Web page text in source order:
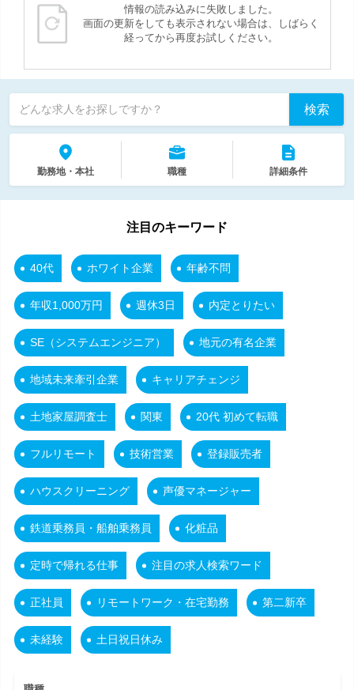
情報の読み込みに失敗しました。
画面の更新をしても表示されない場合は、しばらく
経ってから再度お試しください。
どんな求人をお探しですか？ 検索
勤務地・本社 職種 詳細条件
注目のキーワード
40代 ホワイト企業 年齢不問
年収1,000万円 週休3日 内定とりたい
SE（システムエンジニア） 地元の有名企業
地域未来牽引企業 キャリアチェンジ
土地家屋調査士 関東 20代 初めて転職
フルリモート 技術営業 登録販売者
ハウスクリーニング 声優マネージャー
鉄道乗務員・船舶乗務員 化粧品
定時で帰れる仕事 注目の求人検索ワード
正社員 リモートワーク・在宅勤務 第二新卒
未経験 土日祝日休み